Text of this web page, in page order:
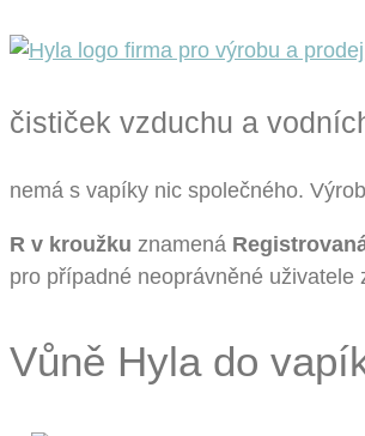
čističek vzduchu a
nemá s vapíky nic společného.
R v kroužku znamená
pro případné neoprávněné uživatele
Vůně Hyla do